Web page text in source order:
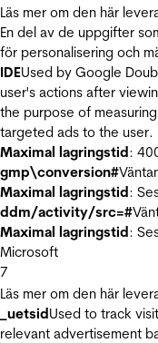
Läs mer om den här
En del av de uppgifter
för personalisering och
IDEUsed by Google
user's actions after
the purpose of
targeted ads to the user.
Maximal lagringstid:
gmp\conversion#
Maximal lagringstid:
ddm/activity/src=#
Maximal lagringstid:
Microsoft
7
Läs mer om den här
_uetsidUsed to track
relevant advertisement